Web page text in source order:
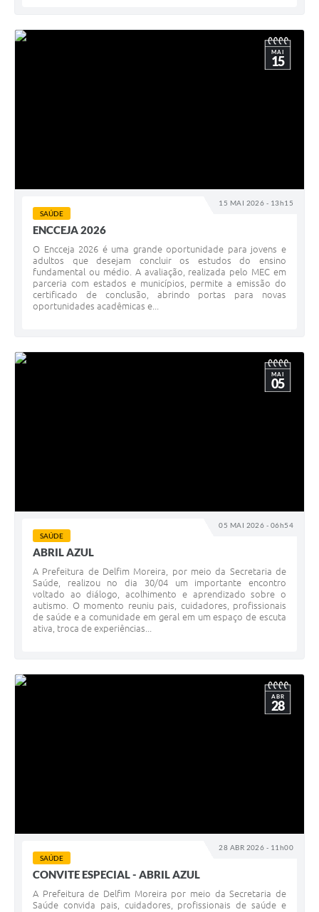
15 MAI 2026 - 13h15
MAI
15
SAÚDE
ENCCEJA 2026
O Encceja 2026 é uma grande oportunidade para jovens e
adultos que desejam concluir os estudos do ensino
fundamental ou médio. A avaliação, realizada pelo MEC em
parceria com estados e municípios, permite a emissão do
certificado de conclusão, abrindo portas para novas
oportunidades acadêmicas e...
05 MAI 2026 - 06h54
MAI
05
SAÚDE
ABRIL AZUL
A Prefeitura de Delfim Moreira, por meio da Secretaria de
Saúde, realizou no dia 30/04 um importante encontro
voltado ao diálogo, acolhimento e aprendizado sobre o
autismo. O momento reuniu pais, cuidadores, profissionais
de saúde e a comunidade em geral em um espaço de escuta
ativa, troca de experiências...
28 ABR 2026 - 11h00
ABR
28
SAÚDE
CONVITE ESPECIAL - ABRIL AZUL
A Prefeitura de Delfim Moreira por meio da Secretaria de
Saúde convida pais, cuidadores, profissionais de saúde e